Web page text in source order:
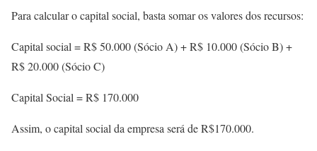
Para calcular o capital social, basta somar os valores dos recursos:
Capital social = R$ 50.000 (Sócio A) + R$ 10.000 (Sócio B) +
R$ 20.000 (Sócio C)
Capital Social = R$ 170.000
Assim, o capital social da empresa será de R$170.000.